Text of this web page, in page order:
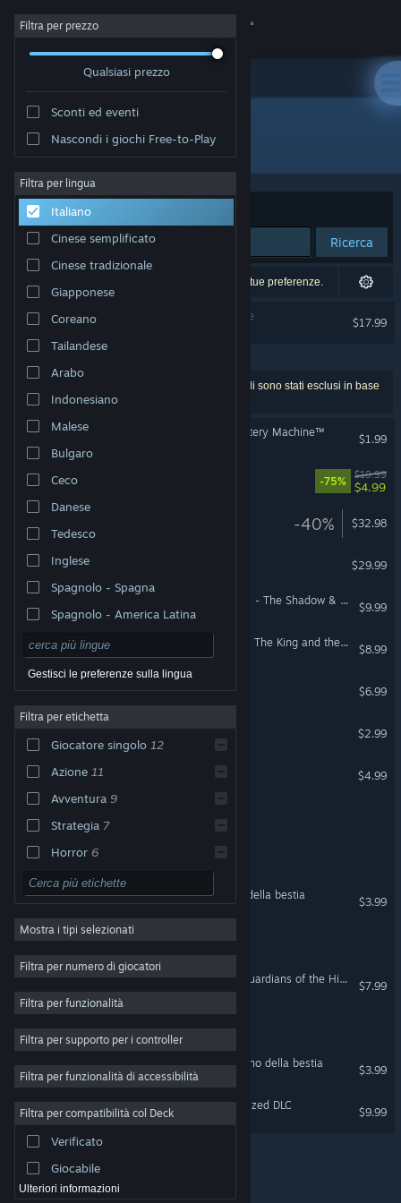
Accedi
Informazioni
Assistenza
Cambia la lingua
Ottieni l'app mobile di Steam
Visualizza il sito web per desktop
© Valve Corporation. Tutti i diritti riservati. Tutti i marchi
appartengono ai rispettivi proprietari negli Stati Uniti e
in altri Paesi.Informativa sulla privacy
Filtra per prezzo
Qualsiasi prezzo
Sconti ed eventi
Nascondi i giochi Free-to-Play
Filtra per lingua
Italiano
Cinese semplificato
Cinese tradizionale
Giapponese
Coreano
Tailandese
Arabo
Indonesiano
Malese
Bulgaro
Ceco
Danese
Tedesco
Inglese
Spagnolo - Spagna
Spagnolo - America Latina
Gestisci le preferenze sulla lingua
Filtra per etichetta
Giocatore singolo 12
Azione 11
Avventura 9
Strategia 7
Horror 6
Storia ben curata
Atmosfera ben riuscita 6
Dark 6
Cinematografici 5
Indie 4
Sopravvivenza 4
Horror psicologici 4
Esplorazione 4
Multigiocatore
Mostra i tipi selezionati
Filtra per numero di giocatori
Filtra per funzionalità
Filtra per supporto per i controller
Filtra per funzionalità di accessibilità
Filtra per compatibilità col Deck
Verificato
Giocabile
Ulteriori informazioni
"The Fabulous Fear Machine"
Ordina per Rilevanza
Ricerca
1 corrispondenza esatta, censurata in base alle tue preferenze.
The Fabulous Fear Machine
$17.99
ESCLUSO IN BASE ALLE PREFERENZE
17 risultati corrispondono alla tua ricerca. 35 titoli sono stati esclusi in base
alle tue preferenze.
HOT WHEELS™ - The Mystery Machine™
$1.99
-75%
$19.99
$4.99
-40% $32.98
$29.99
Total War: WARHAMMER II - The Shadow & The Blade
$9.99
Total War: WARHAMMER - The King and the Warlord
$8.99
Fishing The Abyss
$6.99
The Dark Legacy
$2.99
$4.99
Metal: Hellsinger - Sogno della bestia
$3.99
Trickster: The Fool's Wager
Expansion - Cossacks 3: Guardians of the Highlands
$7.99
Metal: Hellsinger VR - Sogno della bestia
$3.99
SteamWorld Build Mechanized DLC
$9.99